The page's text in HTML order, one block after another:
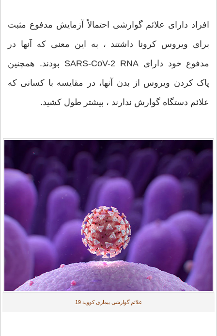
افراد دارای علائم گوارشی احتمالاً آزمایش مدفوع مثبت
برای ویروس کرونا داشتند ، به این معنی که آنها در
مدفوع خود دارای SARS-CoV-2 RNA بودند. همچنین
پاک کردن ویروس از بدن آنها، در مقایسه با کسانی که
علائم دستگاه گوارش ندارند ، بیشتر طول کشید.
علائم گوارشی بیماری کووید 19